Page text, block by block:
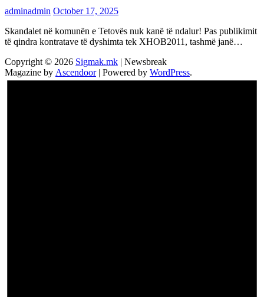
adminadmin October 17, 2025
Skandalet në komunën e Tetovës nuk kanë të ndalur! Pas publikimit
të qindra kontratave të dyshimta tek XHOB2011, tashmë janë…
Copyright © 2026 Sigmak.mk | Newsbreak
Magazine by Ascendoor| Powered by WordPress.